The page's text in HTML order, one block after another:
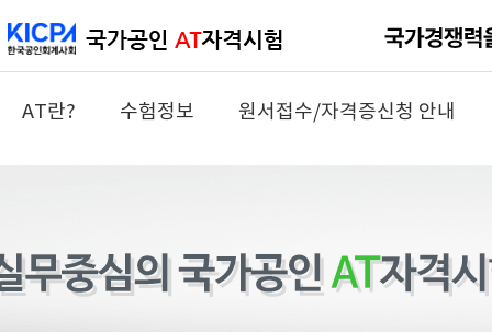
AT란? 수험정보 원서접수/자격증신청 안내